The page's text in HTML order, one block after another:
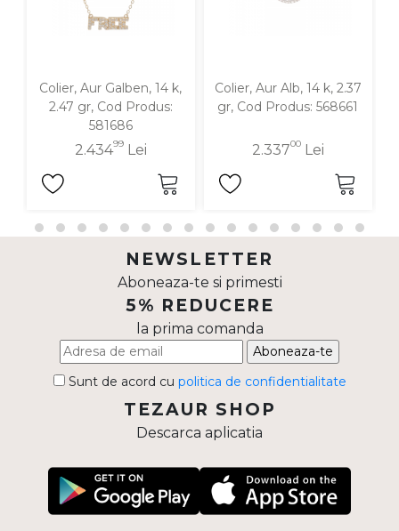
Colier, Aur Galben, 14 k,
2.47 gr, Cod Produs:
581686
2.43499Lei
Colier, Aur Alb, 14 k, 2.37
gr, Cod Produs: 568661
2.33700Lei
NEWSLETTER
Aboneaza-te si primesti
5% REDUCERE
la prima comanda
Aboneaza-te
Sunt de acord cu politica de confidentialitate
TEZAUR SHOP
Descarca aplicatia